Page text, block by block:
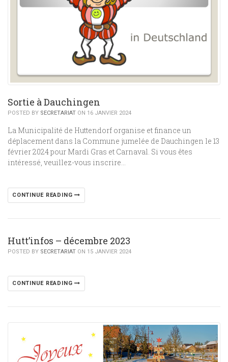
Sortie à Dauchingen
POSTED BY SECRETARIAT ON 16 JANVIER 2024
La Municipalité de Huttendorf organise et finance un
déplacement dans la Commune jumelée de Dauchingen le 13
février 2024 pour Mardi Gras et Carnaval. Si vous êtes
intéressé, veuillez-vous inscrire…
CONTINUE READING
Hutt’infos – décembre 2023
POSTED BY SECRETARIAT ON 15 JANVIER 2024
CONTINUE READING